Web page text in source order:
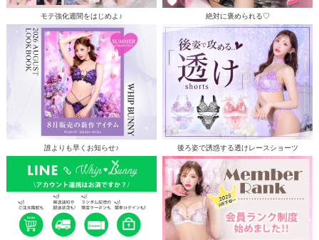
モテ強化週間をはじめよ♪ 絶対に褒められる♡
誰よりも早くお知らせ♪ 後ろ姿で誘惑する透けレースショーツ